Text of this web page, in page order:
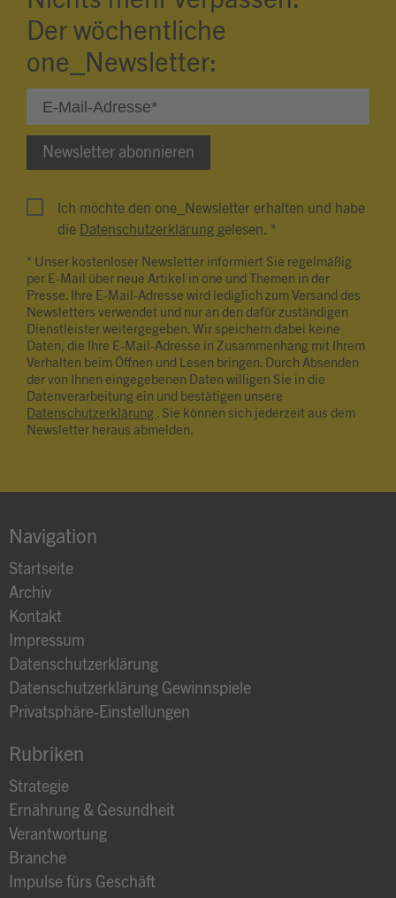
Der wöchentliche
one_Newsletter:
Newsletter abonnieren
Ich möchte den one_Newsletter erhalten und habe
die Datenschutzerklärung gelesen. *
* Unser kostenloser Newsletter informiert Sie regelmäßig
per E-Mail über neue Artikel in one und Themen in der
Presse. Ihre E-Mail-Adresse wird lediglich zum Versand des
Newsletters verwendet und nur an den dafür zuständigen
Dienstleister weitergegeben. Wir speichern dabei keine
Daten, die Ihre E-Mail-Adresse in Zusammenhang mit Ihrem
Verhalten beim Öffnen und Lesen bringen. Durch Absenden
der von Ihnen eingegebenen Daten willigen Sie in die
Datenverarbeitung ein und bestätigen unsere
Datenschutzerklärung . Sie können sich jederzeit aus dem
Newsletter heraus abmelden.
Navigation
Startseite
Archiv
Kontakt
Impressum
Datenschutzerklärung
Datenschutzerklärung Gewinnspiele
Privatsphäre-Einstellungen
Rubriken
Strategie
Ernährung & Gesundheit
Verantwortung
Branche
Impulse fürs Geschäft